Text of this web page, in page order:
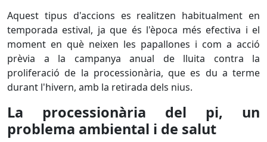
Aquest tipus d'accions es realitzen habitualment en
temporada estival, ja que és l'època més efectiva i el
moment en què neixen les papallones i com a acció
prèvia a la campanya anual de lluita contra la
proliferació de la processionària, que es du a terme
durant l'hivern, amb la retirada dels nius.
La processionària del pi, un
problema ambiental i de salut